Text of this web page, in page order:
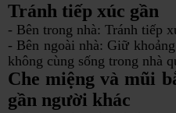
Tránh tiếp xúc gần
- Bên trong nhà: Tránh tiếp
- Bên ngoài nhà: Giữ
không cùng sống trong nhà
Che miệng và mũi
gần người khác